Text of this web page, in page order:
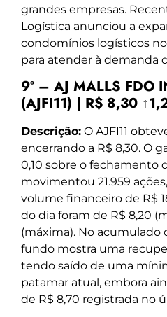
grandes empresas.
Logística anunciou a
condomínios logísticos
para atender à demanda
9º – AJ MALLS FDO
(AJFI11) | R$ 8,30
Descrição: O AJFI11
encerrando a R$ 8,30. O
0,10 sobre o fechamento
movimentou 21.959
volume financeiro de R$
do dia foram de R$ 8,20
(máxima). No acumulado
fundo mostra uma
tendo saído de uma
patamar atual, embora
de R$ 8,70 registrada no